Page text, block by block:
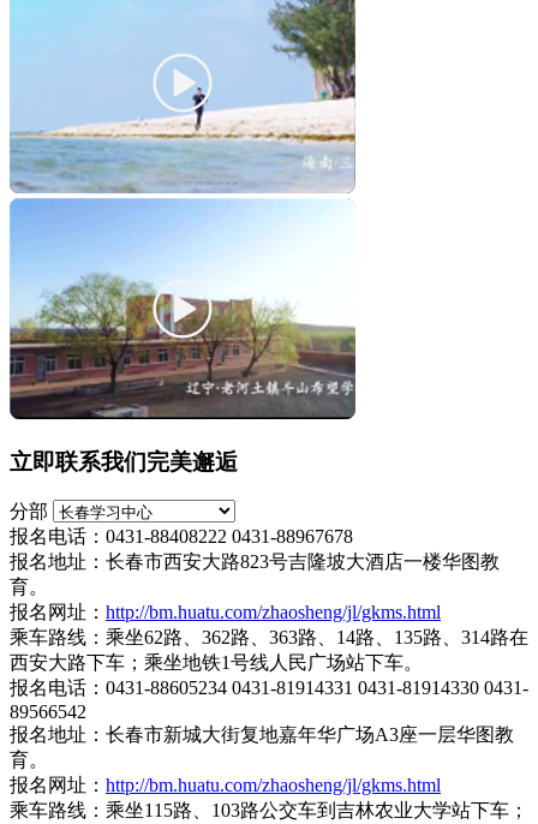
立即联系我们完美邂逅
分部
报名电话：0431-88408222 0431-88967678
报名地址：长春市西安大路823号吉隆坡大酒店一楼华图教
育。
报名网址： http://bm.huatu.com/zhaosheng/jl/gkms.html
乘车路线：乘坐62路、362路、363路、14路、135路、314路在
西安大路下车；乘坐地铁1号线人民广场站下车。
报名电话：0431-88605234 0431-81914331 0431-81914330 0431-
89566542
报名地址：长春市新城大街复地嘉年华广场A3座一层华图教
育。
报名网址： http://bm.huatu.com/zhaosheng/jl/gkms.html
乘车路线：乘坐115路、103路公交车到吉林农业大学站下车；